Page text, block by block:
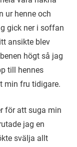
ur henne och
gick ner i soffan
ansikte blev
högt så jag
till hennes
min fru tidigare.
för att suga min
jag en
svälja allt